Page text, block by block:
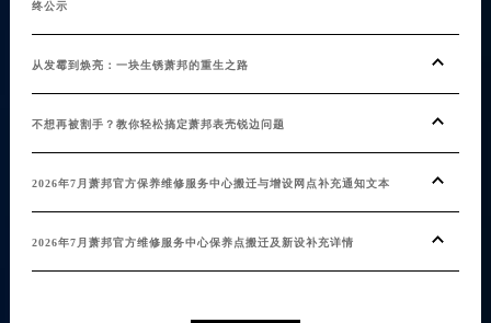
终公示
从发霉到焕亮：一块生锈萧邦的重生之路
不想再被割手？教你轻松搞定萧邦表壳锐边问题
2026年7月萧邦官方保养维修服务中心搬迁与增设网点补充通知文本
2026年7月萧邦官方维修服务中心保养点搬迁及新设补充详情